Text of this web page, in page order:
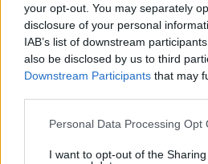
your opt-out. You may separately
disclosure of your personal
IAB’s list of downstream
also be disclosed by us to third
Downstream Participants that may
Please note that this website/app
not limited to your visit or usage
Personal Data Processing Opt
I want to opt-out of the
Εντυπωσιάζει με την εμφάνισή
σύζυγος του Τζέντι Όσμαν στις